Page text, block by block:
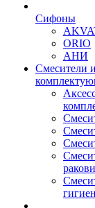
Сифоны
ORIO
АНИ
Смесители и